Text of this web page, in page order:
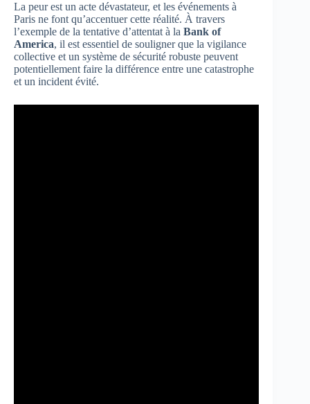
La peur est un acte dévastateur, et les événements à
Paris ne font qu’accentuer cette réalité. À travers
l’exemple de la tentative d’attentat à la Bank of
America, il est essentiel de souligner que la vigilance
collective et un système de sécurité robuste peuvent
potentiellement faire la différence entre une catastrophe
et un incident évité.